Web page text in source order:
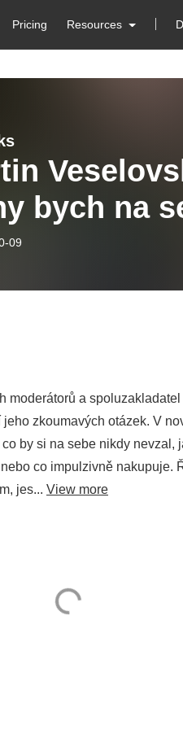
Pricing Resources
bych na
zlaté
09
moderátorů a
zkoumavých otázek. V
by si na sebe nikdy
co impulzivně nakupuje.
jes... View more